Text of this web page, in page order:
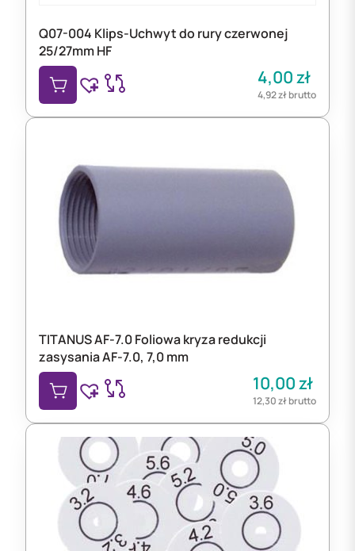
Q07-004 Klips-Uchwyt do rury czerwonej
25/27mm HF
4,00zł
4,92złbrutto
TITANUS AF-7.0 Foliowa kryza redukcji
zasysania AF-7.0, 7,0 mm
10,00zł
12,30złbrutto